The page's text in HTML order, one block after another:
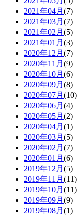
2021年04月 (7)
2021年03月 (7)
2021年02月 (5)
2021年01月 (3)
2020年12月 (7)
2020年11月 (9)
2020年10月 (6)
2020年09月 (8)
2020年07月 (10)
2020年06月 (4)
2020年05月 (2)
2020年04月 (1)
2020年03月 (5)
2020年02月 (7)
2020年01月 (6)
2019年12月 (5)
2019年11月 (11)
2019年10月 (11)
2019年09月 (9)
2019年08月 (1)